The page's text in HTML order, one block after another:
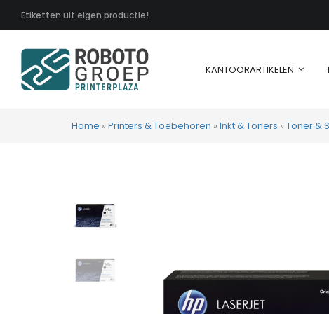
Etiketten uit eigen productie!
KANTOORARTIKELEN
Home » Printers & Toebehoren » Inkt & Toners » Toner &